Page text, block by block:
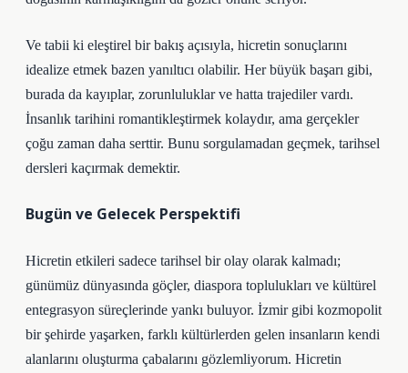
Ve tabii ki eleştirel bir bakış açısıyla, hicretin sonuçlarını
idealize etmek bazen yanıltıcı olabilir. Her büyük başarı gibi,
burada da kayıplar, zorunluluklar ve hatta trajediler vardı.
İnsanlık tarihini romantikleştirmek kolaydır, ama gerçekler
çoğu zaman daha serttir. Bunu sorgulamadan geçmek, tarihsel
dersleri kaçırmak demektir.
Bugün ve Gelecek Perspektifi
Hicretin etkileri sadece tarihsel bir olay olarak kalmadı;
günümüz dünyasında göçler, diaspora toplulukları ve kültürel
entegrasyon süreçlerinde yankı buluyor. İzmir gibi kozmopolit
bir şehirde yaşarken, farklı kültürlerden gelen insanların kendi
alanlarını oluşturma çabalarını gözlemliyorum. Hicretin